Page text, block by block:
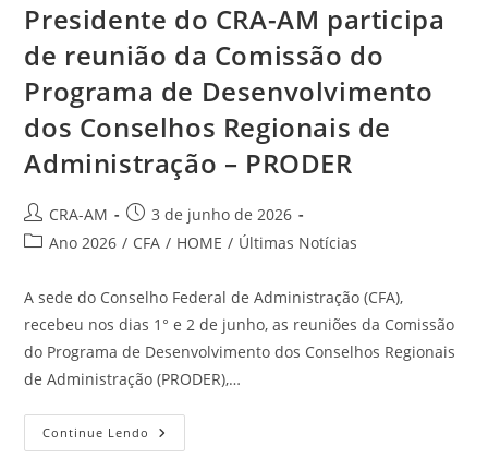
Presidente do CRA-AM participa
de reunião da Comissão do
Programa de Desenvolvimento
dos Conselhos Regionais de
Administração – PRODER
CRA-AM
3 de junho de 2026
Ano 2026 / CFA / HOME / Últimas Notícias
A sede do Conselho Federal de Administração (CFA),
recebeu nos dias 1° e 2 de junho, as reuniões da Comissão
do Programa de Desenvolvimento dos Conselhos Regionais
de Administração (PRODER),…
Continue Lendo